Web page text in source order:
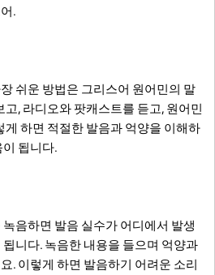
.
쉬운 방법은 그리스어 원어민의 말
고, 라디오와 팟캐스트를 듣고, 원어민
게 하면 적절한 발음과 억양을 이해하
됩니다.
음하면 발음 실수가 어디에서 발생
니다. 녹음한 내용을 들으며 억양과
. 이렇게 하면 발음하기 어려운 소리